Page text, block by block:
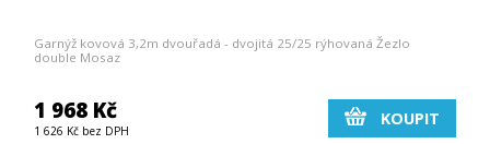
Garnýž kovová 3,2m dvouřadá - dvojitá 25/25 rýhovaná Žezlo
double Mosaz
1 968 Kč
1 626 Kč bez DPH
KOUPIT